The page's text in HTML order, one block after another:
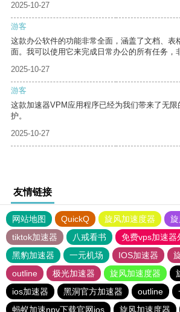
2025-10-27
游客
这款办公软件的功能非常全面，涵盖了文档、表
面。我可以使用它来完成日常办公的所有任务，
2025-10-27
游客
这款加速器VPM应用程序已经为我们带来了无
护。
2025-10-27
友情链接
网站地图 QuickQ 旋风加速度器
tiktok加速器
八戒看书
免费vps加速器
黑豹加速器
一元机场 IOS加速器
outline
极光加速器 旋风加速度器
ios加速器
黑洞官方加速器 outline
蚂蚁加速npv下载官网ios
旋风加速度器